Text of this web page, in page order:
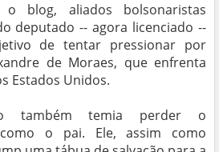
blog, aliados bolsonaristas
deputado -- agora licenciado --
de tentar pressionar por
de Moraes, que enfrenta
Estados Unidos.
também temia perder o
o pai. Ele, assim como